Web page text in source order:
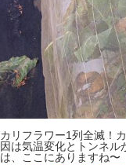
カリフラワー1列全滅！
因は気温変化とトンネル
は、ここにありますね〜